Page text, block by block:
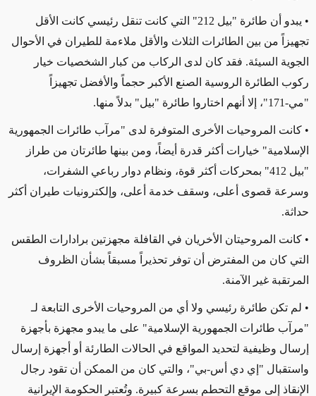
• يبدو أن طائرة "بيل 212" التي كانت تنقل رئيسي كانت الأقل
تجهيزاً من بين الطائرات الثلاث والأقل ملاءمة للطيران في الأحوال
الجوية السيئة. فقد كان لدى الركاب من كبار الشخصيات خيار
ركوب الطائرة الروسية الصنع الأكبر حجماً والأفضل تجهيزاً
"مي-171"، إلا أنهم اختاروا طائرة "بيل" بدلاً منها.
• كانت المروحيات الأخرى المتوفرة لدى "مرآب طائرات الجمهورية
الإسلامية" خيارات أكثر قدرة أيضاً، ومن بينها طائرتان من طراز
"بيل 412" بمحركات أكثر قوة، ونظام دوار رباعي الشفرات،
وسرعة قصوى أعلى، وسقف خدمة أعلى، وإلكترونيات طيران أكثر
حداثة.
• كانت المروحيتان الأخريان في القافلة مجهزتين برادارات الطقس
التي كان من المفترض أن توفر تحذيراً مسبقاً بشأن الظروف
المرتقبة غير الآمنة.
• لم تكن طائرة رئيسي ولا أي من المروحيات الأخرى التابعة لـ
"مرآب طائرات الجمهورية الإسلامية" على ما يبدو مجهزة بأجهزة
إرسال وظيفية لتحديد المواقع في الحالات الطارئة أو أجهزة إرسال
واستقبال "إي دي أس-بي"، والتي كان من الممكن أن تقود رجال
الإنقاذ إلى موقع التحطم بسرعة كبيرة. وتُعتبر الحكومة الإيرانية